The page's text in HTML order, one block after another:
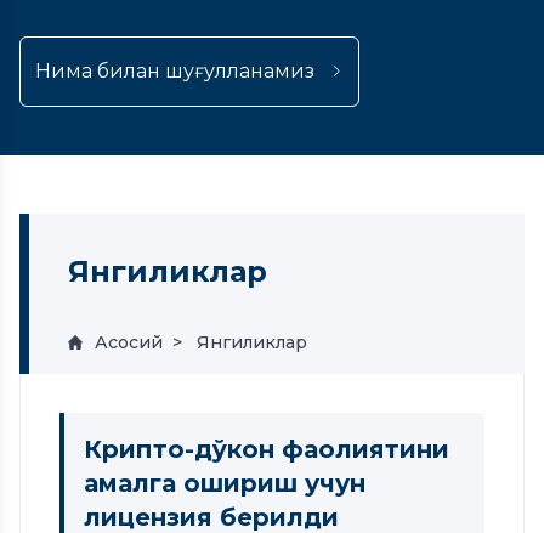
Нима билан шуғулланамиз
Янгиликлар
Асосий Янгиликлар
Крипто-дўкон фаолиятини
амалга ошириш учун
лицензия берилди